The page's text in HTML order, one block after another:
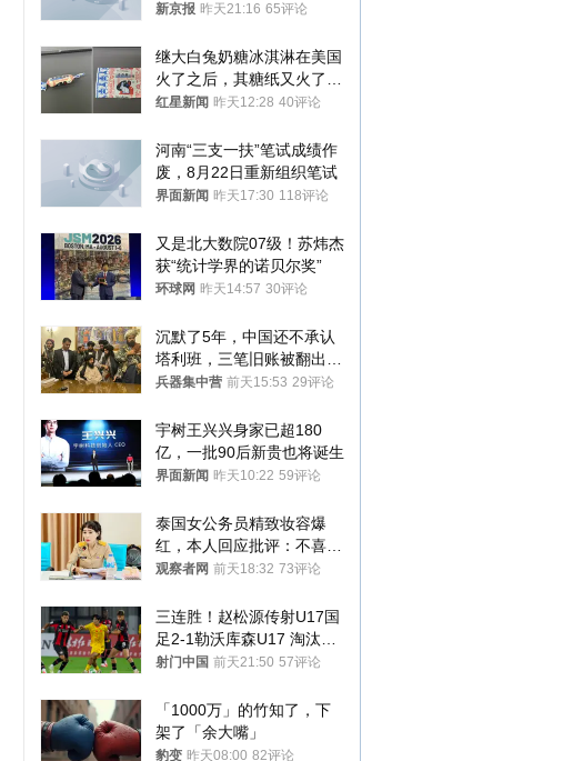
新京报 昨天21:16 65评论
继大白兔奶糖冰淇淋在美国
火了之后，其糖纸又火了！
海外博主盛赞：平面设计经
红星新闻 昨天12:28 40评论
河南“三支一扶”笔试成绩作
废，8月22日重新组织笔试
界面新闻 昨天17:30 118评论
又是北大数院07级！苏炜杰
获“统计学界的诺贝尔奖”
环球网 昨天14:57 30评论
沉默了5年，中国还不承认
塔利班，三笔旧账被翻出，
最大风险出现
兵器集中营 前天15:53 29评论
宇树王兴兴身家已超180
亿，一批90后新贵也将诞生
界面新闻 昨天10:22 59评论
泰国女公务员精致妆容爆
红，本人回应批评：不喜欢
就别看
观察者网 前天18:32 73评论
三连胜！赵松源传射U17国
足2-1勒沃库森U17 淘汰赛
将战河床
射门中国 前天21:50 57评论
「1000万」的竹知了，下
架了「余大嘴」
豹变 昨天08:00 82评论